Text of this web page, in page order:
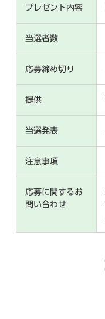
プレゼント内容
当選者数
応募締め切り
提供
当選発表
注意事項
応募に関するお
問い合わせ